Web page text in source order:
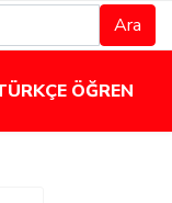
Ara
ÖĞREN